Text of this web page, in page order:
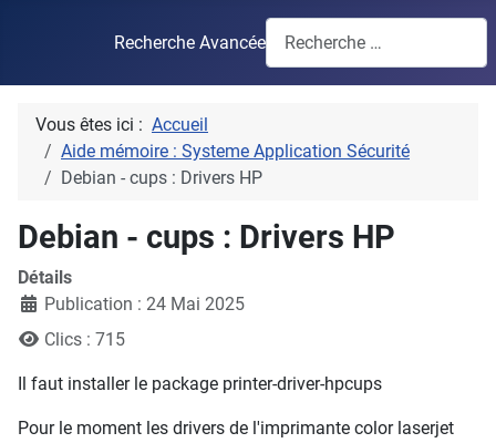
Recherche Avancée
Vous êtes ici : Accueil
Aide mémoire : Systeme Application Sécurité
Debian - cups : Drivers HP
Debian - cups : Drivers HP
Détails
Publication : 24 Mai 2025
Clics : 715
Il faut installer le package printer-driver-hpcups
Pour le moment les drivers de l'imprimante color laserjet